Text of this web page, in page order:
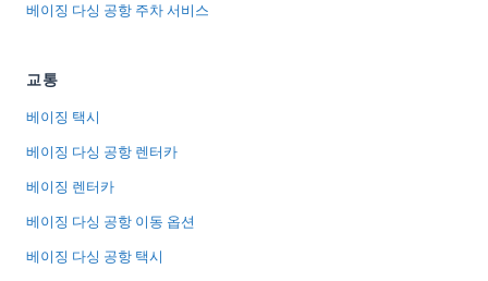
베이징 다싱 공항 주차 서비스
교통
베이징 택시
베이징 다싱 공항 렌터카
베이징 렌터카
베이징 다싱 공항 이동 옵션
베이징 다싱 공항 택시